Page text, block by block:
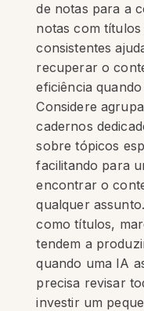
de notas para a
notas com
consistentes
recuperar o
eficiência
Considere
cadernos
sobre tópicos
facilitando para
encontrar o
qualquer
como títulos,
tendem a
quando uma IA
precisa revisar
investir um